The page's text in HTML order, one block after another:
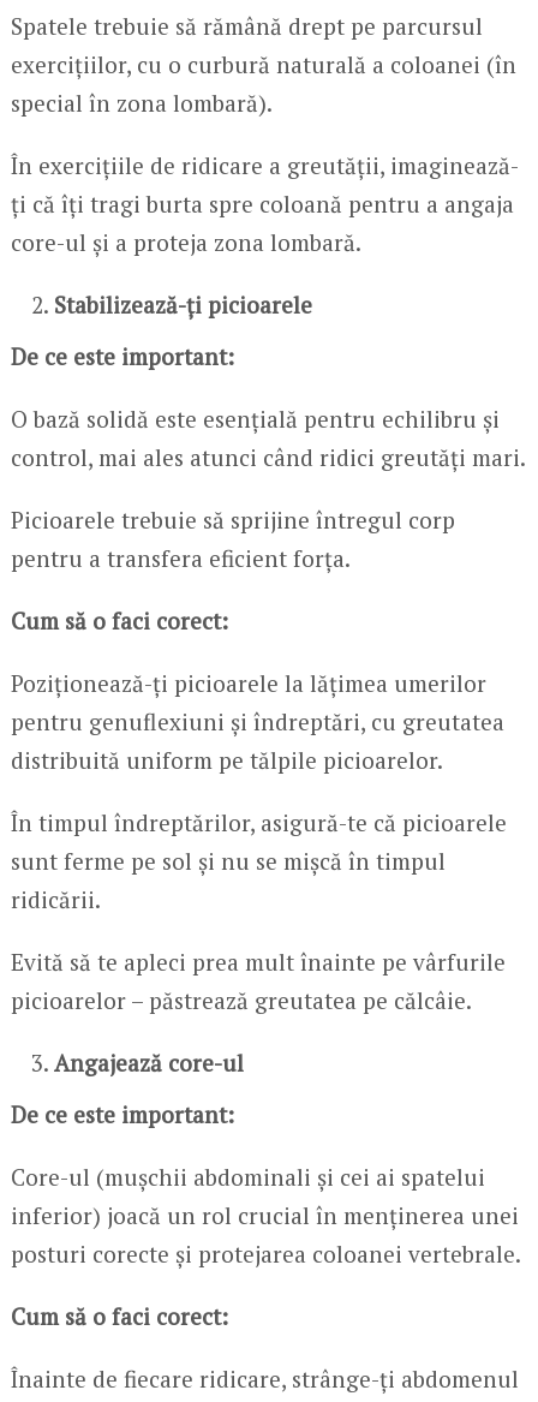
Spatele trebuie să rămână drept pe parcursul
exercițiilor, cu o curbură naturală a coloanei (în
special în zona lombară).
În exercițiile de ridicare a greutății, imaginează-
ți că îți tragi burta spre coloană pentru a angaja
core-ul și a proteja zona lombară.
Stabilizează-ți picioarele
De ce este important:
O bază solidă este esențială pentru echilibru și
control, mai ales atunci când ridici greutăți mari.
Picioarele trebuie să sprijine întregul corp
pentru a transfera eficient forța.
Cum să o faci corect:
Poziționează-ți picioarele la lățimea umerilor
pentru genuflexiuni și îndreptări, cu greutatea
distribuită uniform pe tălpile picioarelor.
În timpul îndreptărilor, asigură-te că picioarele
sunt ferme pe sol și nu se mișcă în timpul
ridicării.
Evită să te apleci prea mult înainte pe vârfurile
picioarelor – păstrează greutatea pe călcâie.
Angajează core-ul
De ce este important:
Core-ul (mușchii abdominali și cei ai spatelui
inferior) joacă un rol crucial în menținerea unei
posturi corecte și protejarea coloanei vertebrale.
Cum să o faci corect:
Înainte de fiecare ridicare, strânge-ți abdomenul